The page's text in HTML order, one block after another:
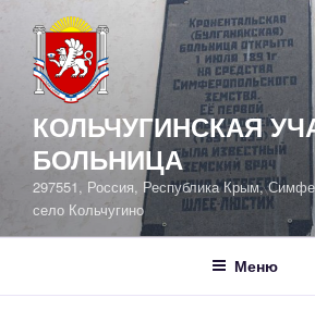
содержимому
КОЛЬЧУГИНСКАЯ
БОЛЬНИЦА
297551, Россия, Республика Крым,
село Кольчугино
Меню